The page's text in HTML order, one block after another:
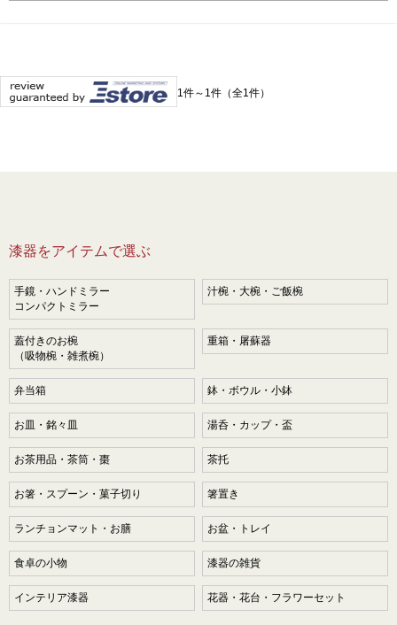
1件～1件（全1件）
漆器をアイテムで選ぶ
手鏡・ハンドミラー
コンパクトミラー
汁椀・大椀・ご飯椀
蓋付きのお椀
（吸物椀・雑煮椀）
重箱・屠蘇器
弁当箱 鉢・ボウル・小鉢
お皿・銘々皿 湯呑・カップ・盃
お茶用品・茶筒・棗 茶托
お箸・スプーン・菓子切り 箸置き
ランチョンマット・お膳 お盆・トレイ
食卓の小物 漆器の雑貨
インテリア漆器 花器・花台・フラワーセット